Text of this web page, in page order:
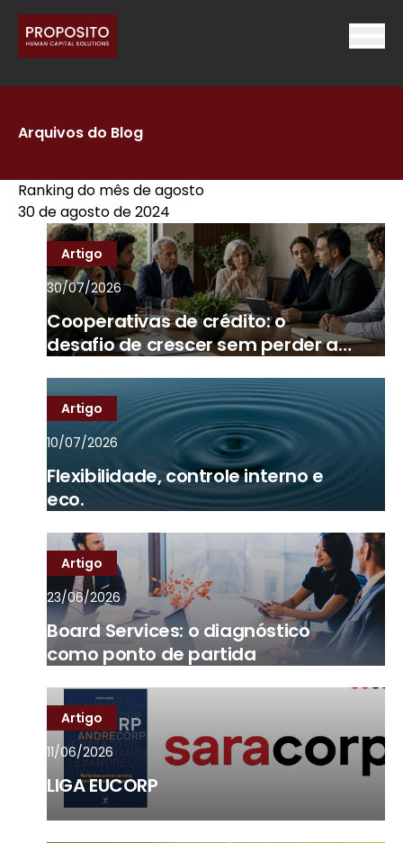
Arquivos do Blog
Ranking do mês de agosto
30 de agosto de 2024
Artigo
30/07/2026
Cooperativas de crédito: o
desafio de crescer sem perder a
Artigo
10/07/2026
Flexibilidade, controle interno e
eco.
Artigo
23/06/2026
Board Services: o diagnóstico
como ponto de partida
Artigo
11/06/2026
LIGA EUCORP